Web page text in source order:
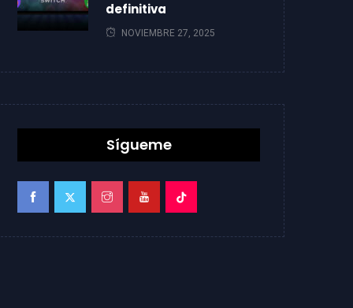
definitiva
NOVIEMBRE 27, 2025
Sígueme